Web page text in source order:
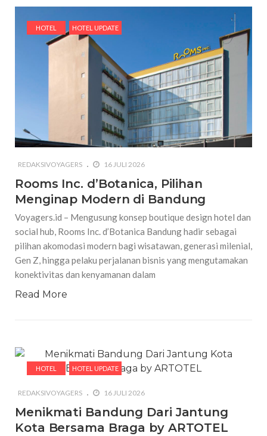
HOTEL HOTEL UPDATE
REDAKSIVOYAGERS 16 JULI 2026
Rooms Inc. d’Botanica, Pilihan
Menginap Modern di Bandung
Voyagers.id – Mengusung konsep boutique design hotel dan
social hub, Rooms Inc. d’Botanica Bandung hadir sebagai
pilihan akomodasi modern bagi wisatawan, generasi milenial,
Gen Z, hingga pelaku perjalanan bisnis yang mengutamakan
konektivitas dan kenyamanan dalam
Read More
HOTEL HOTEL UPDATE
REDAKSIVOYAGERS 16 JULI 2026
Menikmati Bandung Dari Jantung
Kota Bersama Braga by ARTOTEL